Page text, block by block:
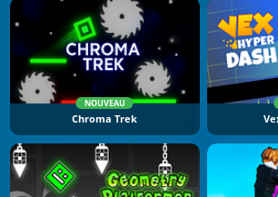
NOUVEAU
Chroma Trek